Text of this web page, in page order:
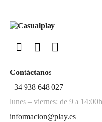
Contáctanos
+34 938 648 027
lunes – viernes: de 9 a 14:00h
informacion@play.es